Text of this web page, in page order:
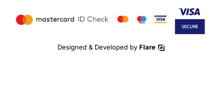
Designed & Developed by Flare